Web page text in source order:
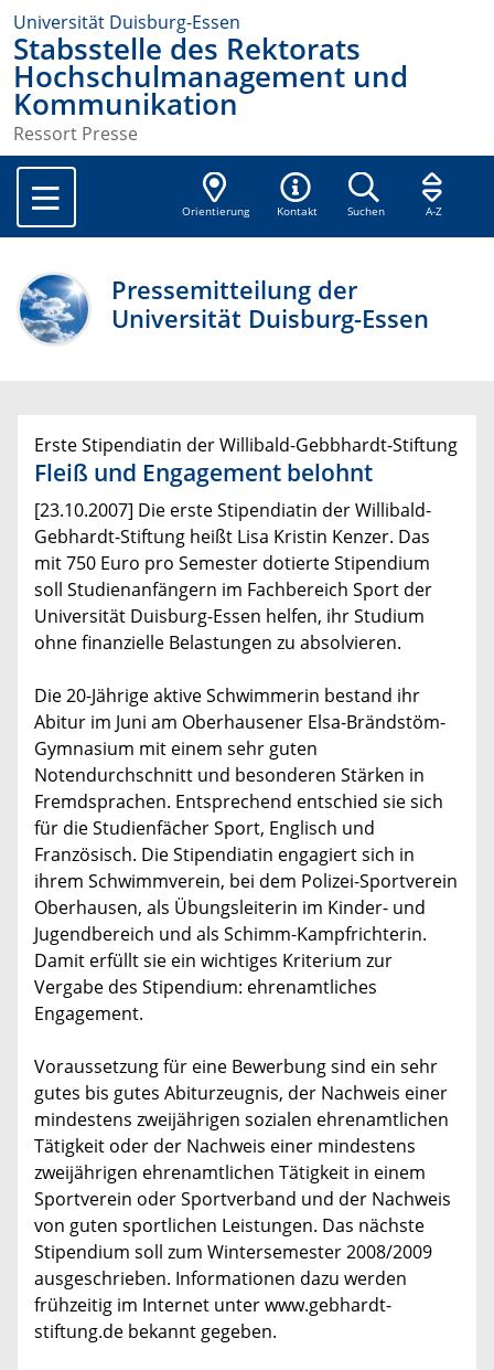
Universität Duisburg-Essen
Stabsstelle des Rektorats
Hochschulmanagement und
Kommunikation
Ressort Presse
Orientierung Kontakt Suchen A-Z
Pressemitteilung der
Universität Duisburg-Essen
Erste Stipendiatin der Willibald-Gebbhardt-Stiftung
Fleiß und Engagement belohnt
[23.10.2007] Die erste Stipendiatin der Willibald-
Gebhardt-Stiftung heißt Lisa Kristin Kenzer. Das
mit 750 Euro pro Semester dotierte Stipendium
soll Studienanfängern im Fachbereich Sport der
Universität Duisburg-Essen helfen, ihr Studium
ohne finanzielle Belastungen zu absolvieren.
Die 20-Jährige aktive Schwimmerin bestand ihr
Abitur im Juni am Oberhausener Elsa-Brändstöm-
Gymnasium mit einem sehr guten
Notendurchschnitt und besonderen Stärken in
Fremdsprachen. Entsprechend entschied sie sich
für die Studienfächer Sport, Englisch und
Französisch. Die Stipendiatin engagiert sich in
ihrem Schwimmverein, bei dem Polizei-Sportverein
Oberhausen, als Übungsleiterin im Kinder- und
Jugendbereich und als Schimm-Kampfrichterin.
Damit erfüllt sie ein wichtiges Kriterium zur
Vergabe des Stipendium: ehrenamtliches
Engagement.
Voraussetzung für eine Bewerbung sind ein sehr
gutes bis gutes Abiturzeugnis, der Nachweis einer
mindestens zweijährigen sozialen ehrenamtlichen
Tätigkeit oder der Nachweis einer mindestens
zweijährigen ehrenamtlichen Tätigkeit in einem
Sportverein oder Sportverband und der Nachweis
von guten sportlichen Leistungen. Das nächste
Stipendium soll zum Wintersemester 2008/2009
ausgeschrieben. Informationen dazu werden
frühzeitig im Internet unter www.gebhardt-
stiftung.de bekannt gegeben.